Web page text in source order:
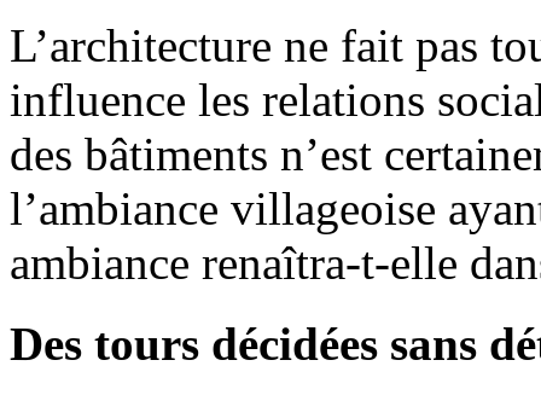
L’architecture ne fait pas
influence les relations
des bâtiments n’est
l’ambiance villageoise
ambiance renaîtra-t-elle
Des tours décidées sans